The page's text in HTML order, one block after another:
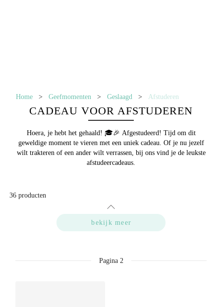
Home > Geefmomenten > Geslaagd > Afstuderen
CADEAU VOOR AFSTUDEREN
Hoera, je hebt het gehaald! 🎓🎉 Afgestudeerd! Tijd om dit
geweldige moment te vieren met een uniek cadeau. Of je nu jezelf
wilt trakteren of een ander wilt verrassen, bij ons vind je de leukste
afstudeercadeaus.
36 producten
bekijk meer
Pagina 2